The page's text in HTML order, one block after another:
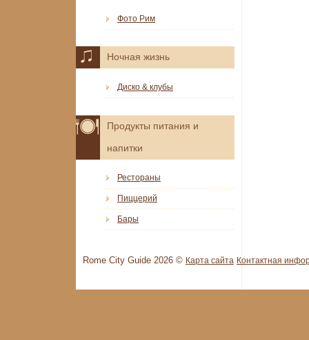
Фото Рим
Ночная жизнь
Диско & клубы
Продукты питания и
напитки
Рестораны
Пиццерий
Бары
Rome City Guide 2026 © Карта сайта Контактная